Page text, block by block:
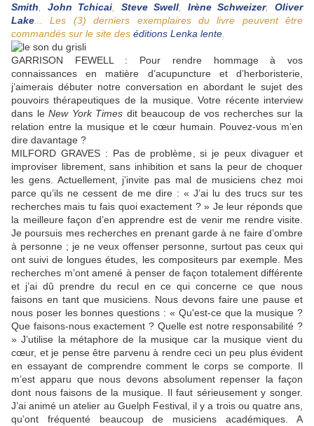
Smith
John Tchicai Steve Swell Irène Schweizer,Oliver
Lake ... Les (3) derniers exemplaires du livre peuvent être
commandés sur le site des éditions Lenka lente
GARRISON FEWELL : Pour rendre hommage à vos
connaissances en matière d’acupuncture et d’herboristerie,
j’aimerais débuter notre conversation en abordant le sujet des
pouvoirs thérapeutiques de la musique. Votre récente interview
dans leNew York Times dit beaucoup de vos recherches sur la
relation entre la musique et le cœur humain. Pouvez-vous m’en
dire davantage ?
MILFORD GRAVES : Pas de problème, si je peux divaguer et
improviser librement, sans inhibition et sans la peur de choquer
les gens. Actuellement, j’invite pas mal de musiciens chez moi
parce qu’ils ne cessent de me dire : « J’ai lu des trucs sur tes
recherches mais tu fais quoi exactement ? » Je leur réponds que
la meilleure façon d’en apprendre est de venir me rendre visite.
Je poursuis mes recherches en prenant garde à ne faire d’ombre
à personne ; je ne veux offenser personne, surtout pas ceux qui
ont suivi de longues études, les compositeurs par exemple. Mes
recherches m’ont amené à penser de façon totalement différente
et j’ai dû prendre du recul en ce qui concerne ce que nous
faisons en tant que musiciens. Nous devons faire une pause et
nous poser les bonnes questions : « Qu'est-ce que la musique ?
Que faisons-nous exactement ? Quelle est notre responsabilité ?
» J’utilise la métaphore de la musique car la musique vient du
cœur, et je pense être parvenu à rendre ceci un peu plus évident
en essayant de comprendre comment le corps se comporte. Il
m’est apparu que nous devons absolument repenser la façon
dont nous faisons de la musique. Il faut sérieusement y songer.
J’ai animé un atelier au Guelph Festival, il y a trois ou quatre ans,
qu’ont fréquenté beaucoup de musiciens académiques. A